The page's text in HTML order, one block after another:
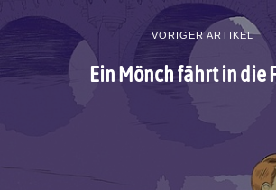
VORIGER ARTIKEL
Ein Mönch fährt in die